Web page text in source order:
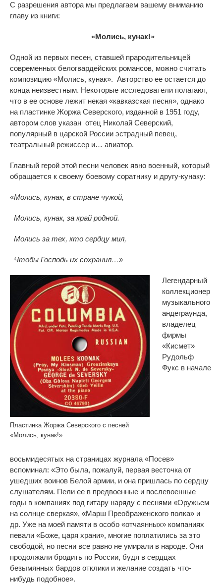
С разрешения автора мы предлагаем вашему вниманию
главу из книги:
«Молись, кунак!»
Одной из первых песен, ставшей прародительницей
современных белогвардейских романсов, можно считать
композицию «Молись, кунак». Авторство ее остается до
конца неизвестным. Некоторые исследователи полагают,
что в ее основе лежит некая «кавказская песня», однако
на пластинке Жоржа Северского, изданной в 1951 году,
автором слов указан отец Николай Северский,
популярный в царской России эстрадный певец,
театральный режиссер и… авиатор.
Главный герой этой песни человек явно военный, который
обращается к своему боевому соратнику и другу-кунаку:
«Молись, кунак, в стране чужой,
Молись, кунак, за край родной.
Молись за тех, кто сердцу мил,
Чтобы Господь их сохранил…»
Пластинка Жоржа Северского с песней
«Молись, кунак!»
Легендарный
коллекционер
музыкального
андеграунда,
владелец
фирмы
«Кисмет»
Рудольф
Фукс в начале
восьмидесятых на страницах журнала «Посев»
вспоминал: «Это была, пожалуй, первая весточка от
ушедших воинов Белой армии, и она пришлась по сердцу
слушателям. Пели ее в предвоенные и послевоенные
годы в компаниях под гитару наряду с песнями «Оружьем
на солнце сверкая», «Марш Преображенского полка» и
др. Уже на моей памяти в особо «отчаянных» компаниях
певали «Боже, царя храни», многие поплатились за это
свободой, но песни все равно не умирали в народе. Они
продолжали бродить по России, будя в сердцах
безымянных бардов отклики и желание создать что-
нибудь подобное».